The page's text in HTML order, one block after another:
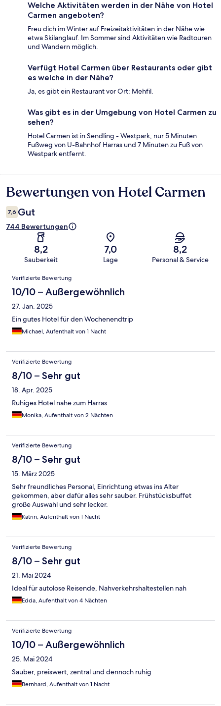
Welche Aktivitäten werden in der Nähe von Hotel
Carmen angeboten?
Freu dich im Winter auf Freizeitaktivitäten in der Nähe wie
etwa Skilanglauf. Im Sommer sind Aktivitäten wie Radtouren
und Wandern möglich.
Verfügt Hotel Carmen über Restaurants oder gibt
es welche in der Nähe?
Ja, es gibt ein Restaurant vor Ort: Mehfil.
Was gibt es in der Umgebung von Hotel Carmen zu
sehen?
Hotel Carmen ist in Sendling - Westpark, nur 5 Minuten
Fußweg von U-Bahnhof Harras und 7 Minuten zu Fuß von
Westpark entfernt.
Bewertungen
Bewertungen von Hotel Carmen
7,6 Gut
744 Bewertungen
8,2
Sauberkeit
7,0
Lage
8,2
Personal & Service
Bewertungen
Verifizierte Bewertung
10/10 – Außergewöhnlich
27. Jan. 2025
Ein gutes Hotel für den Wochenendtrip
Michael, Aufenthalt von 1 Nacht
Verifizierte Bewertung
8/10 – Sehr gut
18. Apr. 2025
Ruhiges Hotel nahe zum Harras
Monika, Aufenthalt von 2 Nächten
Verifizierte Bewertung
8/10 – Sehr gut
15. März 2025
Sehr freundliches Personal, Einrichtung etwas ins Alter
gekommen, aber dafür alles sehr sauber. Frühstücksbuffet
große Auswahl und sehr lecker.
Katrin, Aufenthalt von 1 Nacht
Verifizierte Bewertung
8/10 – Sehr gut
21. Mai 2024
Ideal für autolose Reisende, Nahverkehrshaltestellen nah
Edda, Aufenthalt von 4 Nächten
Verifizierte Bewertung
10/10 – Außergewöhnlich
25. Mai 2024
Sauber, preiswert, zentral und dennoch ruhig
Bernhard, Aufenthalt von 1 Nacht